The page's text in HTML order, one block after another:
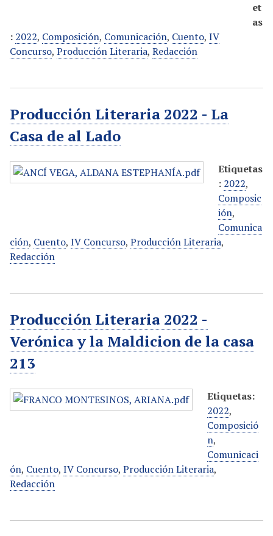
et
as
: 2022, Composición, Comunicación, Cuento, IV
Concurso, Producción Literaria, Redacción
Producción Literaria 2022 - La
Casa de al Lado
Etiquetas
: 2022,
Composic
ión,
Comunica
ción, Cuento, IV Concurso, Producción Literaria,
Redacción
Producción Literaria 2022 -
Verónica y la Maldicion de la casa
213
Etiquetas:
2022,
Composició
n,
Comunicaci
ón, Cuento, IV Concurso, Producción Literaria,
Redacción